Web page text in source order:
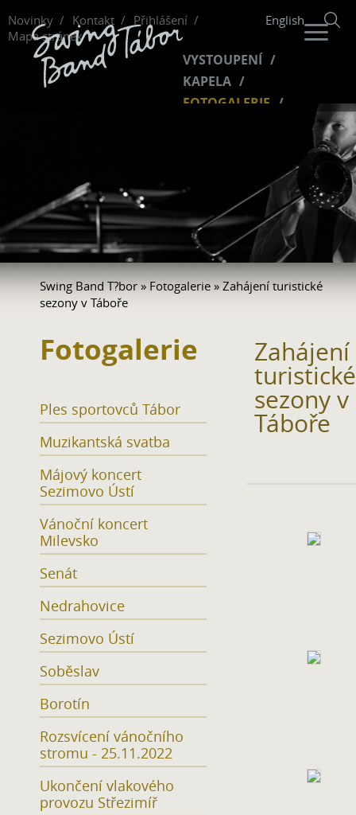
Novinky Kontakt
Přihlášení
Mapa stránek
English
VYSTOUPENÍ
KAPELA
FOTOGALERIE
Swing Band T?bor » Fotogalerie » Zahájení turistické
sezony v Táboře
Fotogalerie
Ples sportovců Tábor
Muzikantská svatba
Májový koncert
Sezimovo Ústí
Vánoční koncert
Milevsko
Senát
Nedrahovice
Sezimovo Ústí
Soběslav
Borotín
Rozsvícení vánočního
stromu - 25.11.2022
Ukončení vlakového
provozu Střezimíř
Zahájení
turistické
sezony v
Táboře